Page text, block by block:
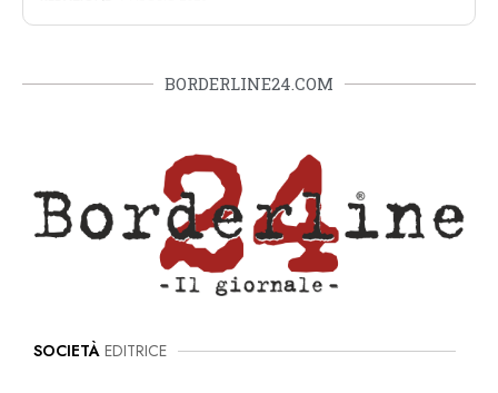
BORDERLINE24.COM
SOCIETÀ EDITRICE